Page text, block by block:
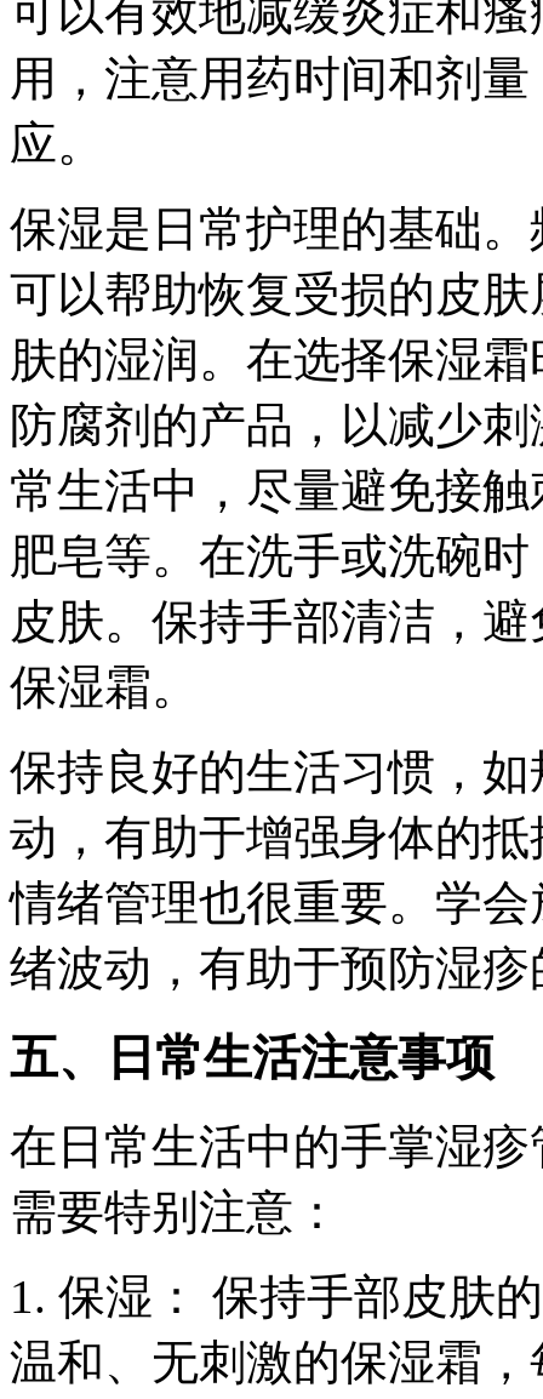
可以有效地减缓炎症和
用，注意用药时间和剂
应。
保湿是日常护理的基础
可以帮助恢复受损的皮
肤的湿润。在选择保湿
防腐剂的产品，以减少
常生活中，尽量避免接
肥皂等。在洗手或洗碗
皮肤。保持手部清洁，
保湿霜。
保持良好的生活习惯，
动，有助于增强身体的
情绪管理也很重要。学
绪波动，有助于预防湿
五、日常生活注意事项
在日常生活中的手掌湿
需要特别注意：
1. 保湿： 保持手部皮肤
温和、无刺激的保湿霜